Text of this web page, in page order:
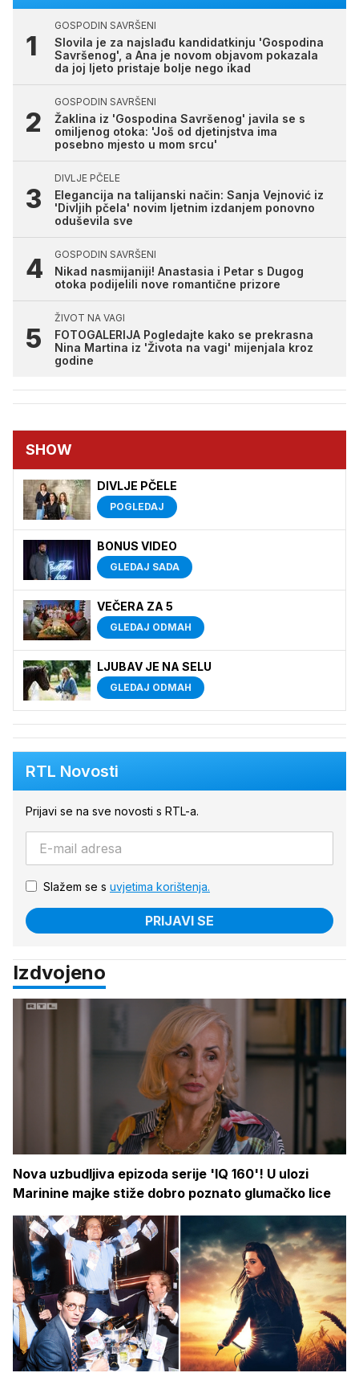
GOSPODIN SAVRŠENI
Slovila je za najslađu kandidatkinju 'Gospodina
Savršenog', a Ana je novom objavom pokazala
da joj ljeto pristaje bolje nego ikad
GOSPODIN SAVRŠENI
Žaklina iz 'Gospodina Savršenog' javila se s
omiljenog otoka: 'Još od djetinjstva ima
posebno mjesto u mom srcu'
DIVLJE PČELE
Elegancija na talijanski način: Sanja Vejnović iz
'Divljih pčela' novim ljetnim izdanjem ponovno
oduševila sve
GOSPODIN SAVRŠENI
Nikad nasmijaniji! Anastasia i Petar s Dugog
otoka podijelili nove romantične prizore
ŽIVOT NA VAGI
FOTOGALERIJA Pogledajte kako se prekrasna
Nina Martina iz 'Života na vagi' mijenjala kroz
godine
SHOW
DIVLJE PČELE
POGLEDAJ
BONUS VIDEO
GLEDAJ SADA
VEČERA ZA 5
GLEDAJ ODMAH
LJUBAV JE NA SELU
GLEDAJ ODMAH
RTL Novosti
Prijavi se na sve novosti s RTL-a.
Slažem se s uvjetima korištenja.
PRIJAVI SE
Izdvojeno
Nova uzbudljiva epizoda serije 'IQ 160'! U ulozi
Marinine majke stiže dobro poznato glumačko lice